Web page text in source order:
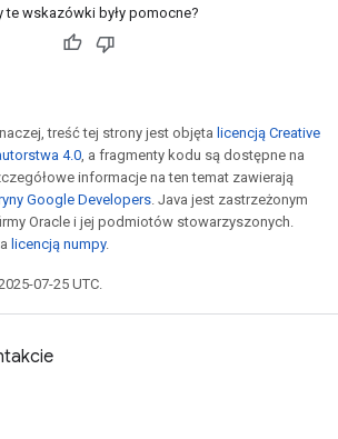
te wskazówki były pomocne?
treść tej strony jest objęta licencją Creative
4.0, a fragmenty kodu są dostępne na
informacje na ten temat zawierają
Google Developers. Java jest zastrzeżonym
Oracle i jej podmiotów stowarzyszonych.
licencją numpy.
07-25 UTC.